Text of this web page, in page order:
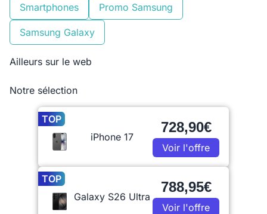
Smartphones Promo Samsung
Samsung Galaxy
Ailleurs sur le web
Notre sélection
TOP
iPhone 17
728,90€
Voir l'offre
TOP
Galaxy S26 Ultra
788,95€
Voir l'offre